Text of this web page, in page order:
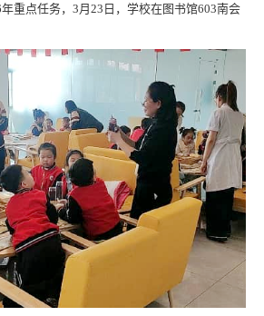
重点任务，3月23日，学校在图书馆603南会
会议并作指导讲话。教务处、科研处、人事
医学院、图文信息中心、学工处、资产处、
责人及工作骨干参加会议。会议伊始，各牵
位分别作专题汇报。人事处、教...